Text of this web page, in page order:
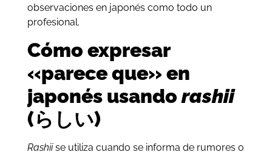
observaciones en japonés como todo un
profesional.
Cómo expresar
«parece que» en
japonés usandorashii
(らしい)
Rashiise utiliza cuando se informa de rumores o